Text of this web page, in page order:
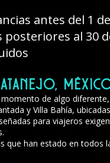
antes del 1
al 30
de algo
y Villa Bahía,
para viajeros
que han estado en todos